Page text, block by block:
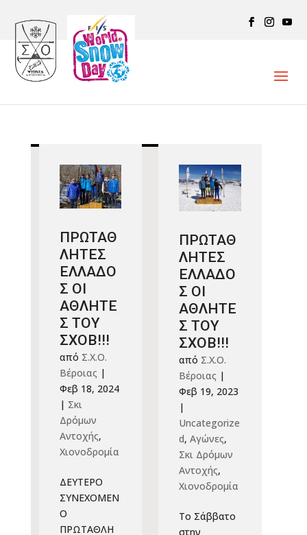
ΠΡΩΤΑΘ
ΛΗΤΕΣ
ΕΛΛΑΔΟ
Σ ΟΙ
ΑΘΛΗΤΕ
Σ ΤΟΥ
ΣΧΟΒ!!!
από Σ.Χ.Ο.
Βέροιας |
Φεβ 18, 2024
| Σκι
Δρόμων
Αντοχής,
Χιονοδρομία
ΔΕΥΤΕΡΟ
ΣΥΝΕΧΟΜΕΝ
Ο
ΠΡΩΤΑΘΛΗ
ΠΡΩΤΑΘ
ΛΗΤΕΣ
ΕΛΛΑΔΟ
Σ ΟΙ
ΑΘΛΗΤΕ
Σ ΤΟΥ
ΣΧΟΒ!!!
από Σ.Χ.Ο.
Βέροιας |
Φεβ 19, 2023
|
Uncategorize
d,Αγώνες,
Σκι Δρόμων
Αντοχής,
Χιονοδρομία
Το Σάββατο
στην